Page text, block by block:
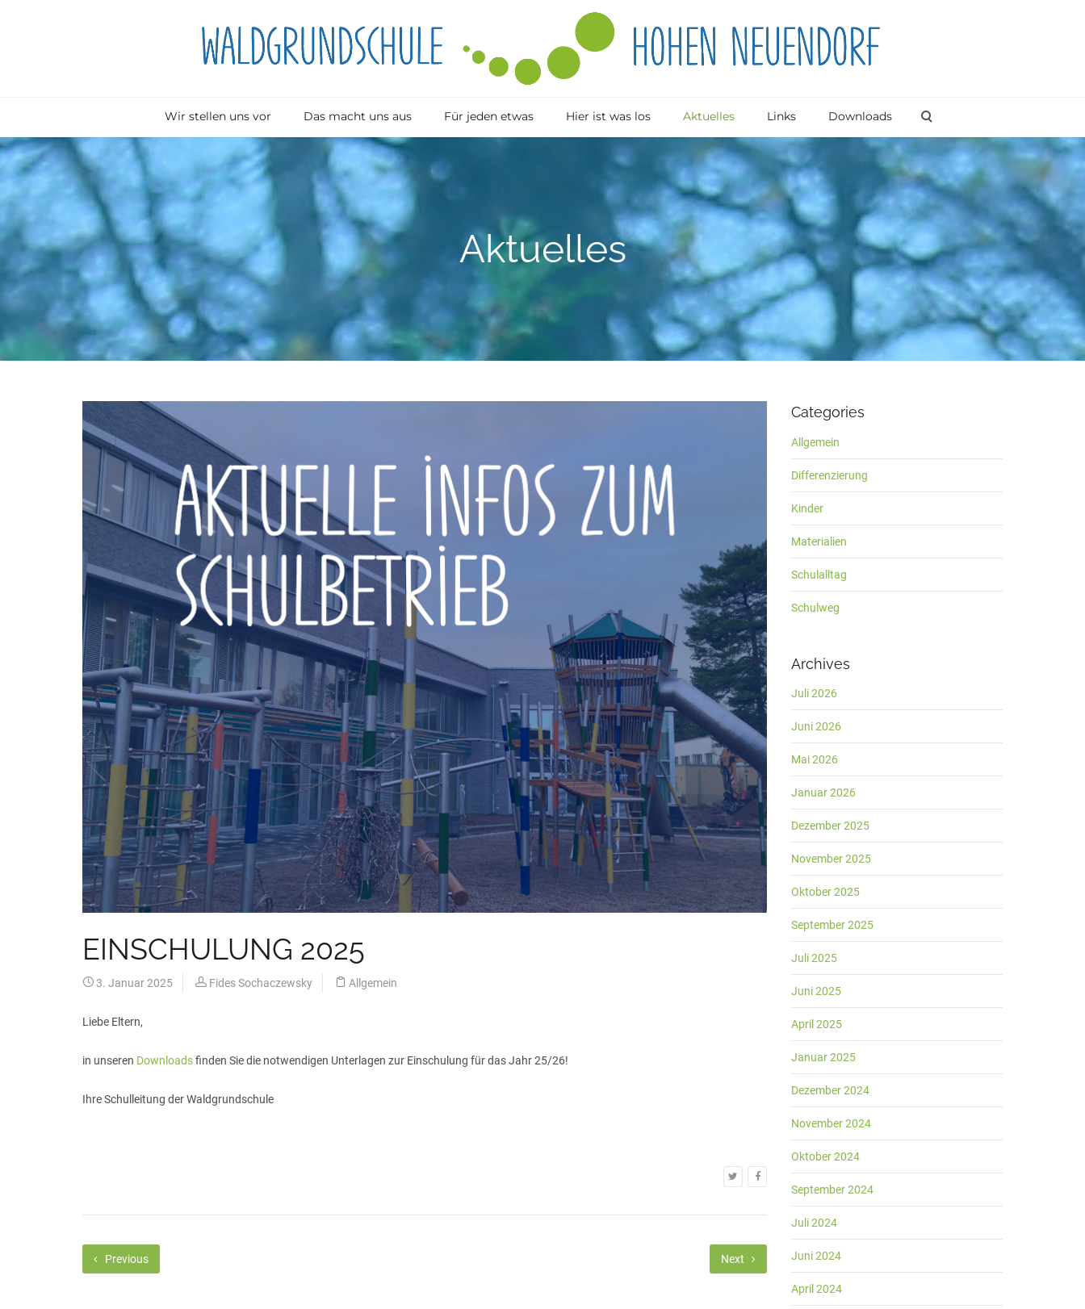
Wir stellen uns vor Das macht uns aus Für jeden etwas Hier ist was los Aktuelles Links Downloads
Aktuelles
EINSCHULUNG 2025
3. Januar 2025 Fides Sochaczewsky Allgemein
Liebe Eltern,
in unseren Downloadsfinden Sie die notwendigen Unterlagen zur Einschulung für das Jahr 25/26!
Ihre Schulleitung der Waldgrundschule
Previous Next
Categories
Allgemein
Differenzierung
Kinder
Materialien
Schulalltag
Schulweg
Archives
Juli 2026
Juni 2026
Mai 2026
Januar 2026
Dezember 2025
November 2025
Oktober 2025
September 2025
Juli 2025
Juni 2025
April 2025
Januar 2025
Dezember 2024
November 2024
Oktober 2024
September 2024
Juli 2024
Juni 2024
April 2024